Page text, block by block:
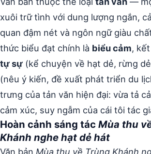
xuôi trữ tình với dung lượng ngắn,
quan đậm nét và ngôn ngữ giàu
thức biểu đạt chính là biểu cảm,
tự sự (kể chuyện về hạt dẻ, rừng
(nêu ý kiến, đề xuất phát triển du
trưng của tản văn hiện đại: vừa tả
cảm xúc, suy ngẫm của cái tôi tác
Hoàn cảnh sáng tác Mùa thu
Khánh nghe hạt dẻ hát
Văn bản Mùa thu về Trùng Khánh